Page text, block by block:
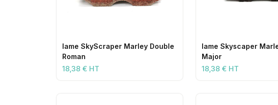
lame SkyScraper Marley Double
Roman
18,38 € HT
lame Skyscaper
Major
18,38 € HT